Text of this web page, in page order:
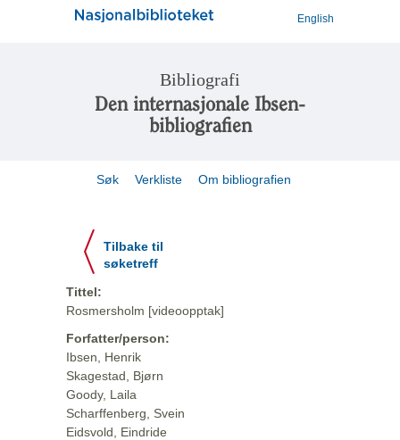
English
Bibliografi
Den internasjonale Ibsen-
bibliografien
Søk Verkliste Om bibliografien
Tilbake til
søketreff
Tittel:
Rosmersholm [videoopptak]
Forfatter/person:
Ibsen, Henrik
Skagestad, Bjørn
Goody, Laila
Scharffenberg, Svein
Eidsvold, Eindride